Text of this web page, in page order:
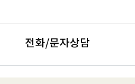
전화/문자상담